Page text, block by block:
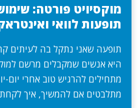
מוקסיויט פורטה:
תופעות לוואי
תופעה שאני נתקל בה לעיתים
היא אנשים שמקבלים מרשם
מתחילים להרגיש טוב אחרי יום-
מתלבטים אם להמשיך, איך לקחת